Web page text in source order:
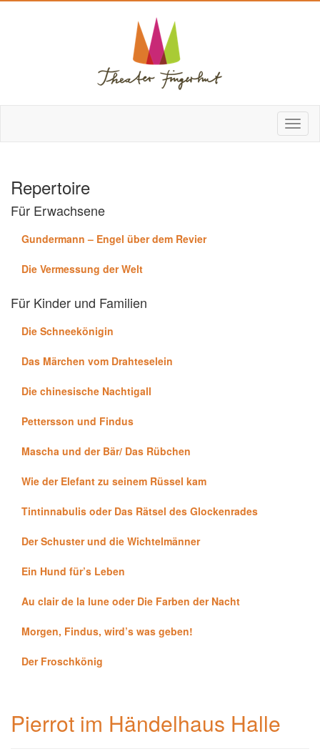
Repertoire
Für Erwachsene
Gundermann – Engel über dem Revier
Die Vermessung der Welt
Für Kinder und Familien
Die Schneekönigin
Das Märchen vom Drahteselein
Die chinesische Nachtigall
Pettersson und Findus
Mascha und der Bär/ Das Rübchen
Wie der Elefant zu seinem Rüssel kam
Tintinnabulis oder Das Rätsel des Glockenrades
Der Schuster und die Wichtelmänner
Ein Hund für’s Leben
Au clair de la lune oder Die Farben der Nacht
Morgen, Findus, wird’s was geben!
Der Froschkönig
Pierrot im Händelhaus Halle